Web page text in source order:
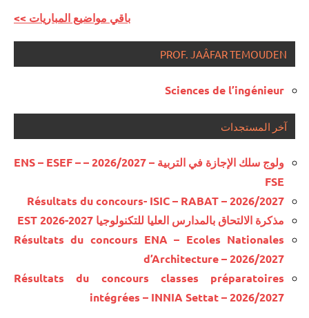
<< باقي مواضيع المباريات
PROF. JAÂFAR TEMOUDEN
Sciences de l’ingénieur
آخر المستجدات
ولوج سلك الإجازة في التربية – 2026/2027 – ENS – ESEF –
FSE
Résultats du concours- ISIC – RABAT – 2026/2027
مذكرة الالتحاق بالمدارس العليا للتكنولوجيا EST 2026-2027
Résultats du concours ENA – Ecoles Nationales
d’Architecture – 2026/2027
Résultats du concours classes préparatoires
intégrées – INNIA Settat – 2026/2027